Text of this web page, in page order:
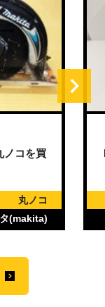
ノコを買
丸ノコ
(makita)